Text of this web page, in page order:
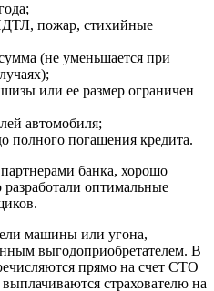
пожар, стихийные
(не уменьшается при
или ее размер ограничен
автомобиля;
полного погашения кредита.
банка, хорошо
оптимальные
машины или угона,
выгодоприобретателем. В
прямо на счет СТО
страхователю на